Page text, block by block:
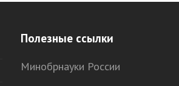
Полезные ссылки
Минобрнауки России